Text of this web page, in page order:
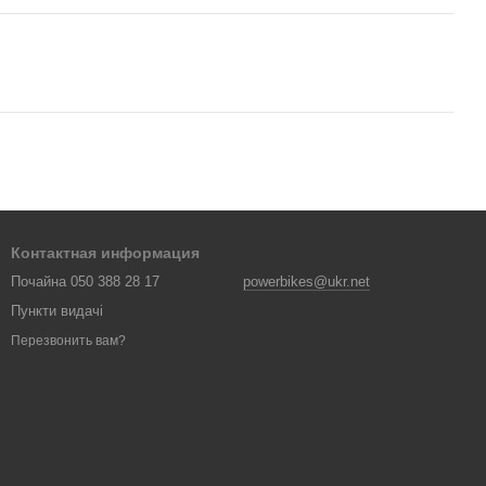
Контактная информация
Почайна 050 388 28 17
Пункти видачі
Перезвонить вам?
powerbikes@ukr.net